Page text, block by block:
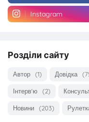
Instagram
Розділи сайту
Автор (1) Довідка
Інтерв'ю (2)
Новини (203)